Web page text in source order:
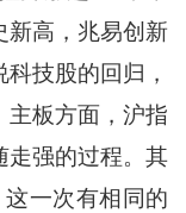
新高，兆易创新
技股的回归，
主板方面，沪指
走强的过程。其
一次有相同的